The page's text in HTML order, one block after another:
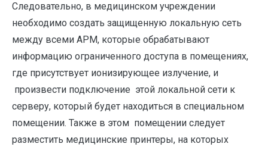
Следовательно, в медицинском учреждении
необходимо создать защищенную локальную сеть
между всеми АРМ, которые обрабатывают
информацию ограниченного доступа в помещениях,
где присутствует ионизирующее излучение, и
произвести подключение этой локальной сети к
серверу, который будет находиться в специальном
помещении. Также в этом помещении следует
разместить медицинские принтеры, на которых